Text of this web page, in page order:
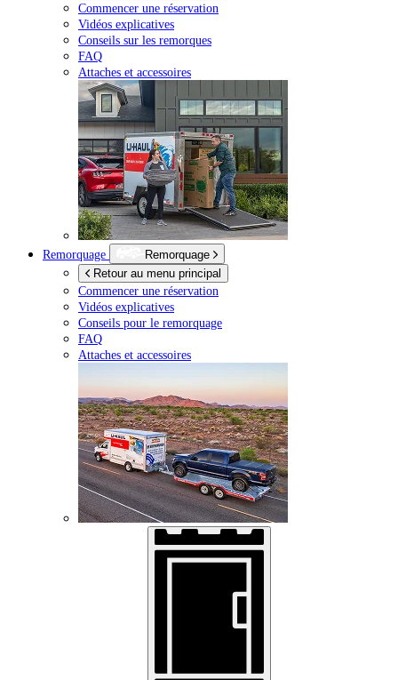
Commencer une réservation
Vidéos explicatives
Conseils sur les remorques
FAQ
Attaches et accessoires
Remorquage
Remorquage
Retour au menu principal
Commencer une réservation
Vidéos explicatives
Conseils pour le remorquage
FAQ
Attaches et accessoires